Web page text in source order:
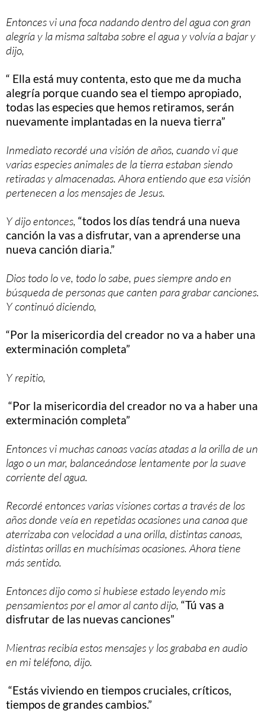
Entonces vi una foca nadando dentro del agua con gran
alegría y la misma saltaba sobre el agua y volvía a bajar y
dijo,
“ Ella está muy contenta, esto que me da mucha
alegría porque cuando sea el tiempo apropiado,
todas las especies que hemos retiramos, serán
nuevamente implantadas en la nueva tierra”
Inmediato recordé una visión de años, cuando vi que
varias especies animales de la tierra estaban siendo
retiradas y almacenadas. Ahora entiendo que esa visión
pertenecen a los mensajes de Jesus.
Y dijo entonces, “todos los días tendrá una nueva
canción la vas a disfrutar, van a aprenderse una
nueva canción diaria.”
Dios todo lo ve, todo lo sabe, pues siempre ando en
búsqueda de personas que canten para grabar canciones.
Y continuó diciendo,
“Por la misericordia del creador no va a haber una
exterminación completa”
Y repitio,
“Por la misericordia del creador no va a haber una
exterminación completa”
Entonces vi muchas canoas vacías atadas a la orilla de un
lago o un mar, balanceándose lentamente por la suave
corriente del agua.
Recordé entonces varias visiones cortas a través de los
años donde veía en repetidas ocasiones una canoa que
aterrizaba con velocidad a una orilla, distintas canoas,
distintas orillas en muchísimas ocasiones. Ahora tiene
más sentido.
Entonces dijo como si hubiese estado leyendo mis
pensamientos por el amor al canto dijo, “Tú vas a
disfrutar de las nuevas canciones”
Mientras recibía estos mensajes y los grababa en audio
en mi teléfono, dijo.
“Estás viviendo en tiempos cruciales, críticos,
tiempos de grandes cambios.”